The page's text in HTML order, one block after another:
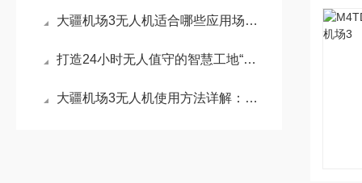
大疆机场3无人机适合哪些应用场景？
打造24小时无人值守的智慧工地“天眼大疆机场3+AI
大疆机场3无人机使用方法详解：开启智能无人值守新时代